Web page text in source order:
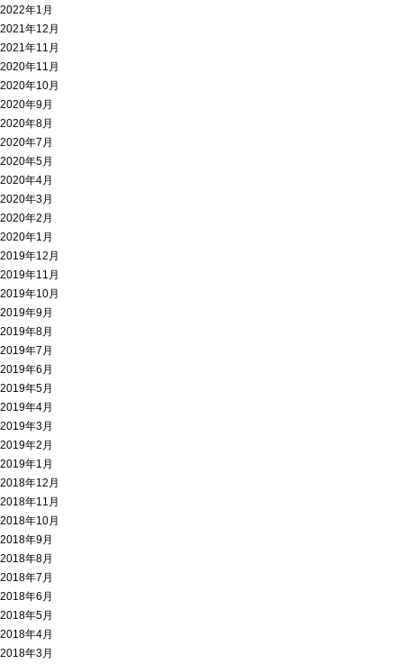
2022年1月
2021年12月
2021年11月
2020年11月
2020年10月
2020年9月
2020年8月
2020年7月
2020年5月
2020年4月
2020年3月
2020年2月
2020年1月
2019年12月
2019年11月
2019年10月
2019年9月
2019年8月
2019年7月
2019年6月
2019年5月
2019年4月
2019年3月
2019年2月
2019年1月
2018年12月
2018年11月
2018年10月
2018年9月
2018年8月
2018年7月
2018年6月
2018年5月
2018年4月
2018年3月